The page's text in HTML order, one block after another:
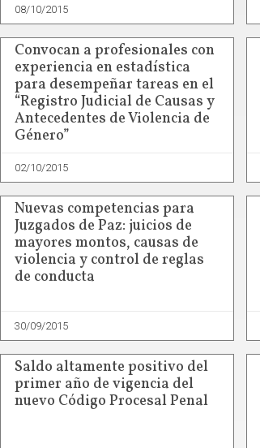
08/10/2015
Convocan a profesionales con
experiencia en estadística
para desempeñar tareas en el
“Registro Judicial de Causas y
Antecedentes de Violencia de
Género”
02/10/2015
Nuevas competencias para
Juzgados de Paz: juicios de
mayores montos, causas de
violencia y control de reglas
de conducta
30/09/2015
Saldo altamente positivo del
primer año de vigencia del
nuevo Código Procesal Penal